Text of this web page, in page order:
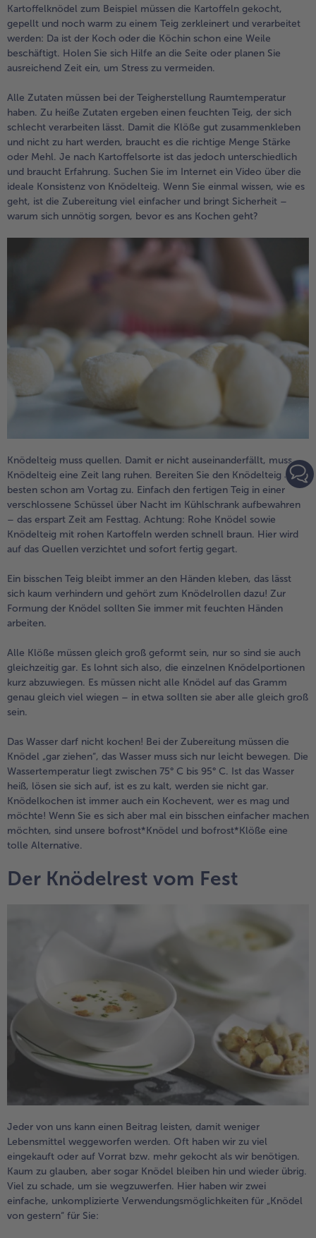
Kartoffelknödel zum Beispiel müssen die Kartoffeln gekocht,
gepellt und noch warm zu einem Teig zerkleinert und verarbeitet
werden: Da ist der Koch oder die Köchin schon eine Weile
beschäftigt. Holen Sie sich Hilfe an die Seite oder planen Sie
ausreichend Zeit ein, um Stress zu vermeiden.
Alle Zutaten müssen bei der Teigherstellung Raumtemperatur
haben. Zu heiße Zutaten ergeben einen feuchten Teig, der sich
schlecht verarbeiten lässt. Damit die Klöße gut zusammenkleben
und nicht zu hart werden, braucht es die richtige Menge Stärke
oder Mehl. Je nach Kartoffelsorte ist das jedoch unterschiedlich
und braucht Erfahrung. Suchen Sie im Internet ein Video über die
ideale Konsistenz von Knödelteig. Wenn Sie einmal wissen, wie es
geht, ist die Zubereitung viel einfacher und bringt Sicherheit –
warum sich unnötig sorgen, bevor es ans Kochen geht?
Knödelteig muss quellen. Damit er nicht auseinanderfällt, muss
Knödelteig eine Zeit lang ruhen. Bereiten Sie den Knödelteig am
besten schon am Vortag zu. Einfach den fertigen Teig in einer
verschlossene Schüssel über Nacht im Kühlschrank aufbewahren
– das erspart Zeit am Festtag. Achtung: Rohe Knödel sowie
Knödelteig mit rohen Kartoffeln werden schnell braun. Hier wird
auf das Quellen verzichtet und sofort fertig gegart.
Ein bisschen Teig bleibt immer an den Händen kleben, das lässt
sich kaum verhindern und gehört zum Knödelrollen dazu! Zur
Formung der Knödel sollten Sie immer mit feuchten Händen
arbeiten.
Alle Klöße müssen gleich groß geformt sein, nur so sind sie auch
gleichzeitig gar. Es lohnt sich also, die einzelnen Knödelportionen
kurz abzuwiegen. Es müssen nicht alle Knödel auf das Gramm
genau gleich viel wiegen – in etwa sollten sie aber alle gleich groß
sein.
Das Wasser darf nicht kochen! Bei der Zubereitung müssen die
Knödel „gar ziehen“, das Wasser muss sich nur leicht bewegen. Die
Wassertemperatur liegt zwischen 75° C bis 95° C. Ist das Wasser
heiß, lösen sie sich auf, ist es zu kalt, werden sie nicht gar.
Knödelkochen ist immer auch ein Kochevent, wer es mag und
möchte! Wenn Sie es sich aber mal ein bisschen einfacher machen
möchten, sind unsere bofrost*Knödel und bofrost*Klöße eine
tolle Alternative.
Der Knödelrest vom Fest
Jeder von uns kann einen Beitrag leisten, damit weniger
Lebensmittel weggeworfen werden. Oft haben wir zu viel
eingekauft oder auf Vorrat bzw. mehr gekocht als wir benötigen.
Kaum zu glauben, aber sogar Knödel bleiben hin und wieder übrig.
Viel zu schade, um sie wegzuwerfen. Hier haben wir zwei
einfache, unkomplizierte Verwendungsmöglichkeiten für „Knödel
von gestern“ für Sie: